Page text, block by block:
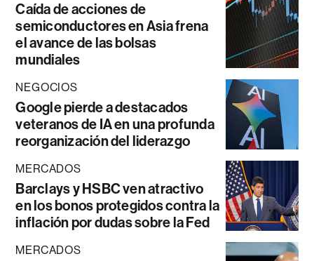
Caída de acciones de
semiconductores en Asia frena
el avance de las bolsas
mundiales
NEGOCIOS
Google pierde a destacados
veteranos de IA en una profunda
reorganización del liderazgo
MERCADOS
Barclays y HSBC ven atractivo
en los bonos protegidos contra la
inflación por dudas sobre la Fed
MERCADOS